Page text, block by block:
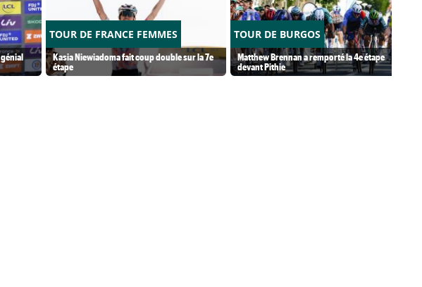
TOUR DE FRANCE FEMMES
Kasia Niewiadoma fait coup double sur la 7e
étape
TOUR DE BURGOS
Matthew Brennan a remporté la 4e étape
devant Pithie